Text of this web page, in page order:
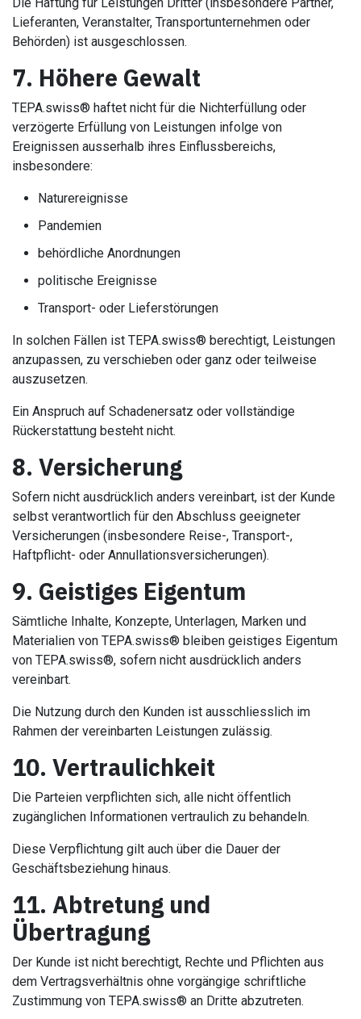
Lieferanten, Veranstalter, Transportunternehmen oder
Behörden) ist ausgeschlossen.
7. Höhere Gewalt
TEPA.swiss® haftet nicht für die Nichterfüllung oder
verzögerte Erfüllung von Leistungen infolge von
Ereignissen ausserhalb ihres Einflussbereichs,
insbesondere:
Naturereignisse
Pandemien
behördliche Anordnungen
politische Ereignisse
Transport- oder Lieferstörungen
In solchen Fällen ist TEPA.swiss® berechtigt, Leistungen
anzupassen, zu verschieben oder ganz oder teilweise
auszusetzen.
Ein Anspruch auf Schadenersatz oder vollständige
Rückerstattung besteht nicht.
8. Versicherung
Sofern nicht ausdrücklich anders vereinbart, ist der Kunde
selbst verantwortlich für den Abschluss geeigneter
Versicherungen (insbesondere Reise-, Transport-,
Haftpflicht- oder Annullationsversicherungen).
9. Geistiges Eigentum
Sämtliche Inhalte, Konzepte, Unterlagen, Marken und
Materialien von TEPA.swiss® bleiben geistiges Eigentum
von TEPA.swiss®, sofern nicht ausdrücklich anders
vereinbart.
Die Nutzung durch den Kunden ist ausschliesslich im
Rahmen der vereinbarten Leistungen zulässig.
10. Vertraulichkeit
Die Parteien verpflichten sich, alle nicht öffentlich
zugänglichen Informationen vertraulich zu behandeln.
Diese Verpflichtung gilt auch über die Dauer der
Geschäftsbeziehung hinaus.
11. Abtretung und
Übertragung
Der Kunde ist nicht berechtigt, Rechte und Pflichten aus
dem Vertragsverhältnis ohne vorgängige schriftliche
Zustimmung von TEPA.swiss® an Dritte abzutreten.